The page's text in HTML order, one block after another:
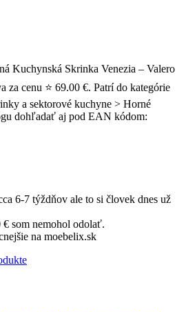
Kuchynská Skrinka Venezia – Valero
za cenu ⭐ 69.00 €. Patrí do kategórie
a sektorové kuchyne > Horné
dohľadať aj pod EAN kódom:
6-7 týždňov ale to si človek dnes už
som nemohol odolať.
na moebelix.sk